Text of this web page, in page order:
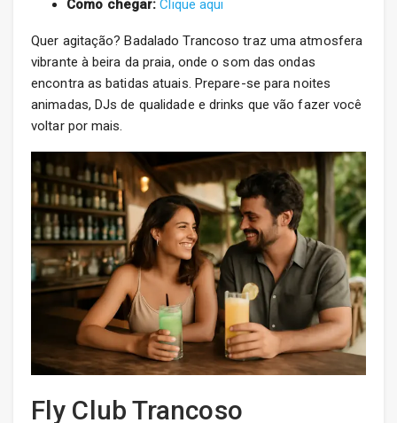
Como chegar: Clique aqui
Quer agitação? Badalado Trancoso traz uma atmosfera
vibrante à beira da praia, onde o som das ondas
encontra as batidas atuais. Prepare-se para noites
animadas, DJs de qualidade e drinks que vão fazer você
voltar por mais.
Fly Club Trancoso